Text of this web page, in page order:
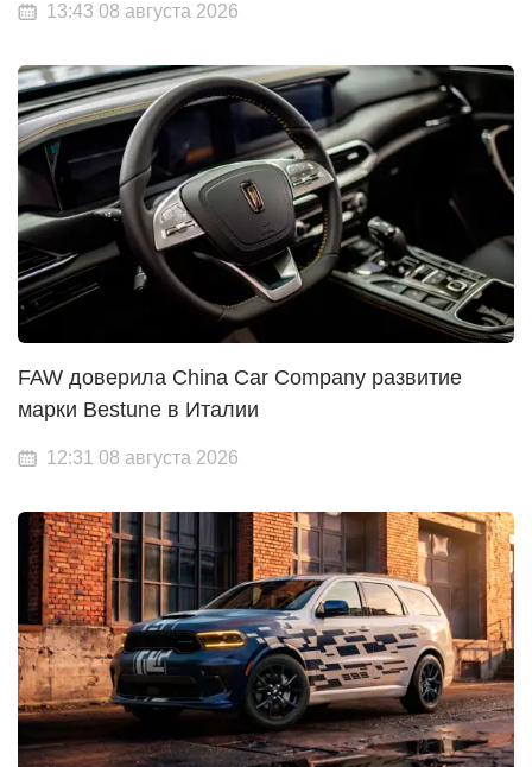
13:43 08 августа 2026
FAW доверила China Car Company развитие
марки Bestune в Италии
12:31 08 августа 2026